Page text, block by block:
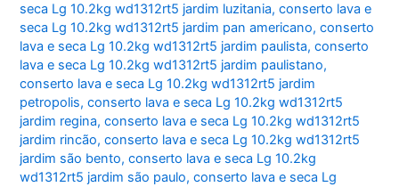
seca Lg 10.2kg wd1312rt5 jardim luzitania,conserto lava e
seca Lg 10.2kg wd1312rt5 jardim pan americano,conserto
lava e seca Lg 10.2kg wd1312rt5 jardim paulista,conserto
lava e seca Lg 10.2kg wd1312rt5 jardim paulistano,
conserto lava e seca Lg 10.2kg wd1312rt5 jardim
petropolis,conserto lava e seca Lg 10.2kg wd1312rt5
jardim regina,conserto lava e seca Lg 10.2kg wd1312rt5
jardim rincão,conserto lava e seca Lg 10.2kg wd1312rt5
jardim são bento,conserto lava e seca Lg 10.2kg
wd1312rt5 jardim são paulo,conserto lava e seca Lg